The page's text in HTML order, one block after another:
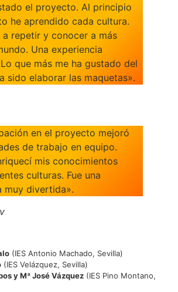
el proyecto. Al principio
he aprendido cada cultura.
a repetir y conocer a más
Una experiencia
que más me ha gustado del
sido elaborar las maquetas».
en el proyecto mejoró
de trabajo en equipo.
mis conocimientos
culturas. Fue una
muy divertida».
(IES Antonio Machado, Sevilla)
(IES Velázquez, Sevilla)
y Mª José Vázquez (IES Pino Montano,